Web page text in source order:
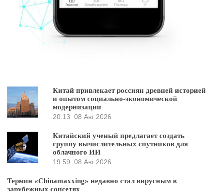
Китай привлекает россиян древней историей
и опытом социально-экономической
модернизации
20:13 08 Авг 2026
Китайский ученый предлагает создать
группу вычислительных спутников для
облачного ИИ
19:59 08 Авг 2026
Термин «Chinamaxxing» недавно стал вирусным в
зарубежных соцсетях